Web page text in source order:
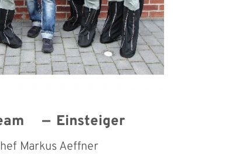
Einsteiger
Markus Aeffner